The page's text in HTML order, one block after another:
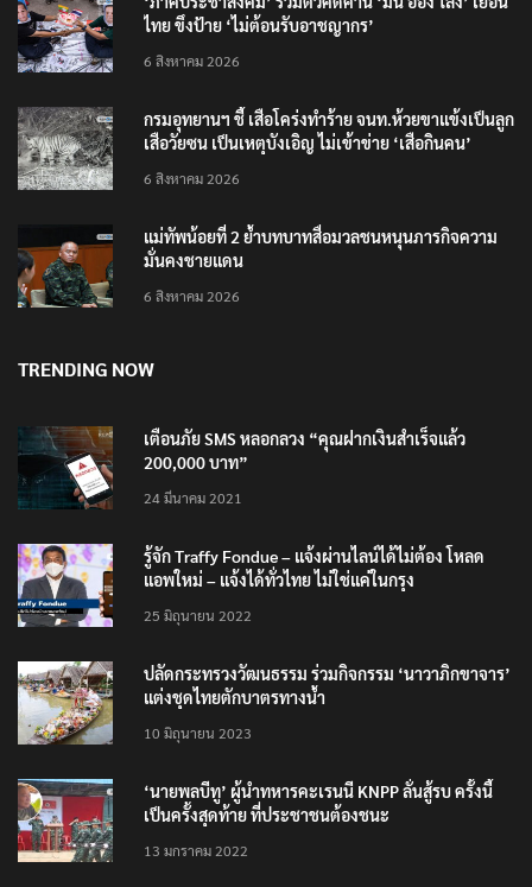
ไทย ขึงป้าย ‘ไม่ต้อนรับอาชญากร’
6 สิงหาคม 2026
กรมอุทยานฯ ชี้ เสือโคร่งทำร้าย จนท.ห้วยขาแข้งเป็นลูก
เสือวัยซน เป็นเหตุบังเอิญ ไม่เข้าข่าย ‘เสือกินคน’
6 สิงหาคม 2026
แม่ทัพน้อยที่ 2 ย้ำบทบาทสื่อมวลชนหนุนภารกิจความ
มั่นคงชายแดน
6 สิงหาคม 2026
TRENDING NOW
เตือนภัย SMS หลอกลวง “คุณฝากเงินสำเร็จแล้ว
200,000 บาท”
24 มีนาคม 2021
รู้จัก Traffy Fondue – แจ้งผ่านไลน์ได้ไม่ต้อง โหลด
แอพใหม่ – แจ้งได้ทั่วไทย ไม่ใช่แค่ในกรุง
25 มิถุนายน 2022
ปลัดกระทรวงวัฒนธรรม ร่วมกิจกรรม ‘นาวาภิกขาจาร’
แต่งชุดไทยตักบาตรทางน้ำ
10 มิถุนายน 2023
‘นายพลบีทู’ ผู้นำทหารคะเรนนี KNPP ลั่นสู้รบ ครั้งนี้
เป็นครั้งสุดท้าย ที่ประชาชนต้องชนะ
13 มกราคม 2022